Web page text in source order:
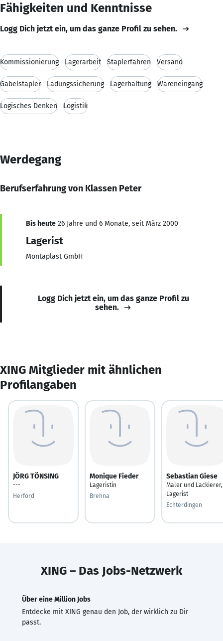
Fähigkeiten und Kenntnisse
Logg Dich jetzt ein, um das ganze Profil zu sehen.
Kommissionierung Lagerarbeit Staplerfahren Versand
Gabelstapler Ladungssicherung Lagerhaltung Wareneingang
Logisches Denken Logistik
Werdegang
Berufserfahrung von Klassen Peter
Bis heute 26 Jahre und 6 Monate, seit März 2000
Lagerist
Montaplast GmbH
Logg Dich jetzt ein, um das ganze Profil zu
sehen.
XING Mitglieder mit ähnlichen
Profilangaben
JÖRG TÖNSING
---
Herford
Monique Fieder
Lageristin
Brehna
Sebastian Giese
Maler und Lackierer,
Lagerist
Echterdingen
XING – Das Jobs-Netzwerk
Über eine Million Jobs
Entdecke mit XING genau den Job, der wirklich zu Dir
passt.